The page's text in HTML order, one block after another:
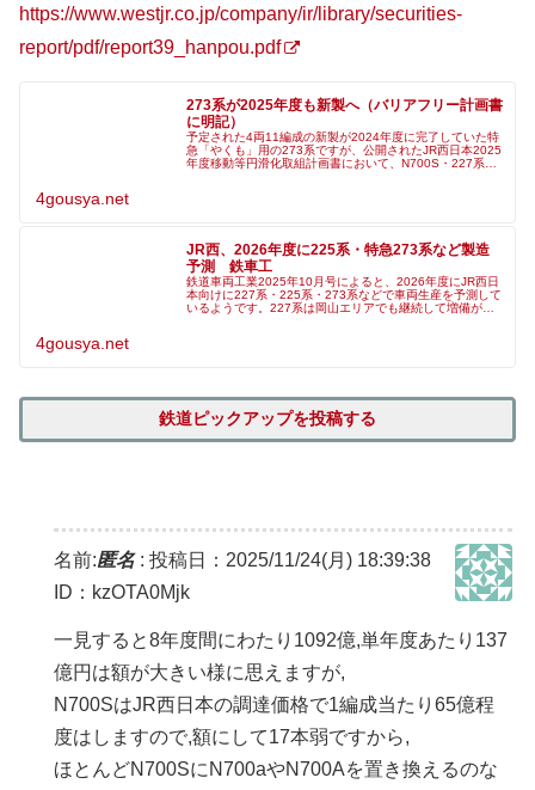
https://www.westjr.co.jp/company/ir/library/securities-
report/pdf/report39_hanpou.pdf
273系が2025年度も新製へ（バリアフリー計画書
に明記）
予定された4両11編成の新製が2024年度に完了していた特
急「やくも」用の273系ですが、公開されたJR西日本2025
年度移動等円滑化取組計画書において、N700S・227系と
4gousya.net
JR西、2026年度に225系・特急273系など製造
予測 鉄車工
鉄道車両工業2025年10月号によると、2026年度にJR西日
本向けに227系・225系・273系などで車両生産を予測して
いるようです。227系は岡山エリアでも継続して増備が続
4gousya.net
鉄道ピックアップを投稿する
名前:匿名: 投稿日：2025/11/24(月) 18:39:38
ID：kzOTA0Mjk
一見すると8年度間にわたり1092億,単年度あたり137
億円は額が大きい様に思えますが,
N700SはJR西日本の調達価格で1編成当たり65億程
度はしますので,額にして17本弱ですから,
ほとんどN700SにN700aやN700Aを置き換えるのな